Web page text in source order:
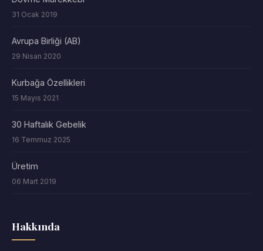
31 Ocak 2019
Avrupa Birliği (AB)
29 Nisan 2020
Kurbağa Özellikleri
15 Mayıs 2021
30 Haftalık Gebelik
16 Temmuz 2025
Üretim
06 Mart 2019
Hakkında